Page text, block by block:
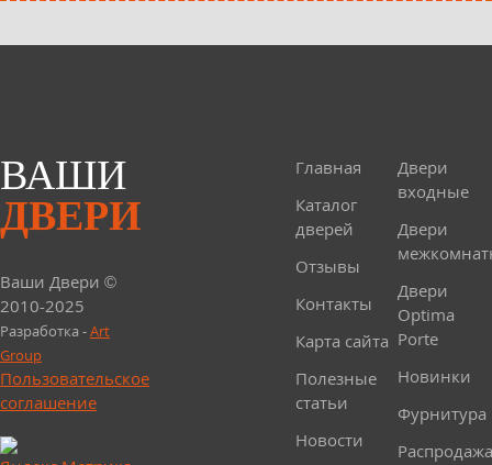
ВАШИ
ДВЕРИ
Ваши Двери ©
2010-2025
Разработка -Art
Group
Пользовательское
соглашение
Главная
Каталог
дверей
Отзывы
Контакты
Карта сайта
Полезные
статьи
Новости
Двери
входные
Двери
Двери
Optima
Porte
Новинки
Фурнитура
Распродажа